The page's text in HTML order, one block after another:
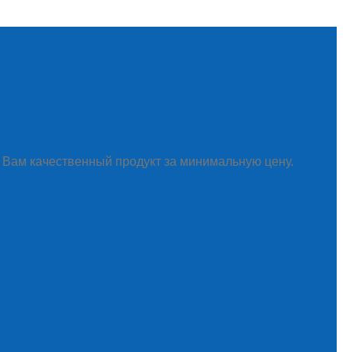
качественный продукт за минимальную цену.